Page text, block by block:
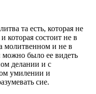
та есть, которая не
состоит не в
молитвенном и не в
было ее видеть
делании и с
умилении и
сие.